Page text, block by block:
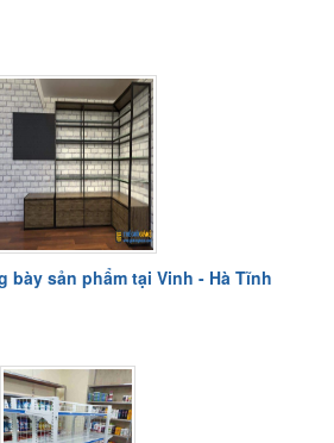
bày sản phẩm tại Vinh - Hà Tĩnh